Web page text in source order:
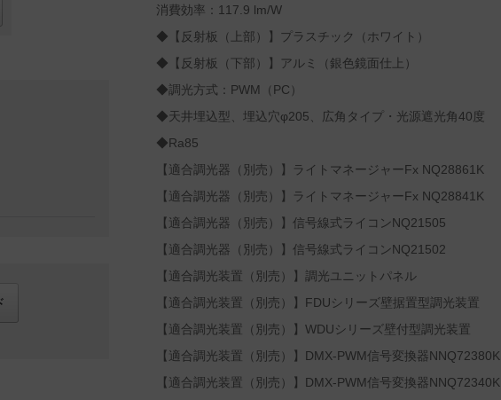
消費効率：117.9 lm/W
◆【反射板（上部）】プラスチック（ホワイト）
◆【反射板（下部）】アルミ（銀色鏡面仕上）
◆調光方式：PWM（PC）
◆天井埋込型、埋込穴φ205、広角タイプ・光源遮光角40度
◆Ra85
【適合調光器（別売）】ライトマネージャーFx NQ28861K
【適合調光器（別売）】ライトマネージャーFx NQ28841K
【適合調光器（別売）】信号線式ライコンNQ21505
【適合調光器（別売）】信号線式ライコンNQ21502
【適合調光装置（別売）】調光ユニットパネル
【適合調光装置（別売）】FDUシリーズ壁据置型調光装置
【適合調光装置（別売）】WDUシリーズ壁付型調光装置
【適合調光装置（別売）】DMX-PWM信号変換器NNQ72380K
【適合調光装置（別売）】DMX-PWM信号変換器NNQ72340K